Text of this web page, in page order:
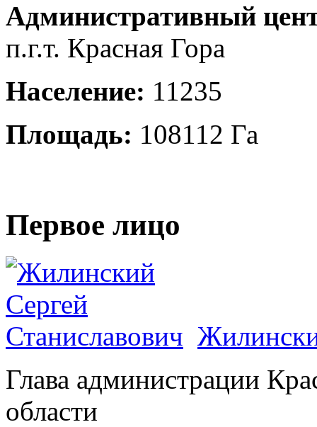
Административный
п.г.т. Красная Гора
Население: 11235
Площадь: 108112 Га
Первое лицо
Глава администрации
области